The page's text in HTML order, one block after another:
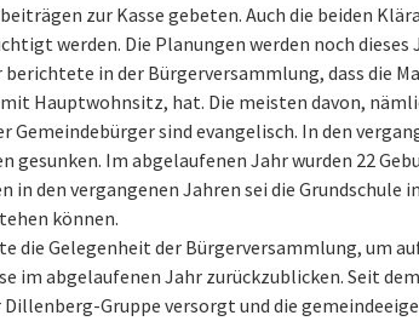
zur Kasse gebeten. Auch die beiden
werden. Die Planungen werden noch dieses
in der Bürgerversammlung, dass die
Hauptwohnsitz, hat. Die meisten davon,
Gemeindebürger sind evangelisch. In den
gesunken. Im abgelaufenen Jahr wurden 22
in den vergangenen Jahren sei die Grundschule
können.
die Gelegenheit der Bürgerversammlung, um
im abgelaufenen Jahr zurückzublicken. Seit
Gruppe versorgt und die